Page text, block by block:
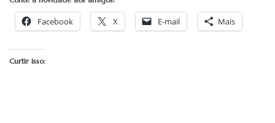
Facebook X E-mail Mais
Curtir isso: